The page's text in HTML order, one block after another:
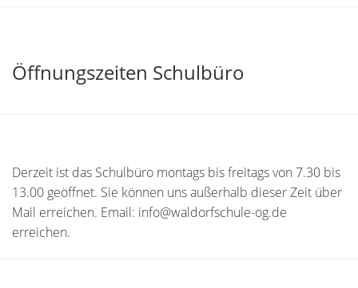
Öffnungszeiten Schulbüro
Derzeit ist das Schulbüro montags bis freitags von 7.30 bis
13.00 geöffnet. Sie können uns außerhalb dieser Zeit über
Mail erreichen. Email: info@waldorfschule-og.de
erreichen.